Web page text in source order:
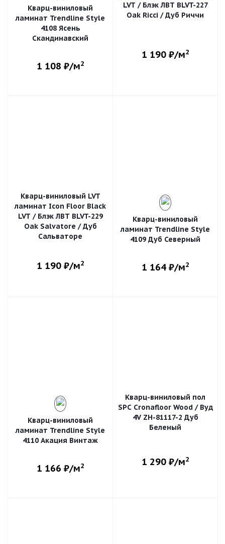
Кварц-виниловый
ламинат Trendline Style
4108 Ясень
Скандинавский
1 108 ₽/м2
LVT / Блэк ЛВТ BLVT-227
Oak Ricci / Дуб Риччи
1 190₽/м2
Кварц-виниловый LVT
ламинат Icon Floor Black
LVT / Блэк ЛВТ BLVT-229
Oak Salvatore / Дуб
Сальваторе
1 190₽/м2
Кварц-виниловый
ламинат Trendline Style
4109 Дуб Северный
1 164₽/м2
Кварц-виниловый
ламинат Trendline Style
4110 Акация Винтаж
1 166 ₽/м2
Кварц-виниловый пол
SPC Cronafloor Wood / Вуд
4V ZH-81117-2 Дуб
Беленый
1 290₽/м2